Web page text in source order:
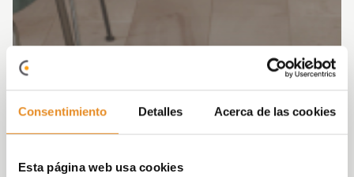
Consentimiento Detalles Acerca de las cookies
Esta página web usa cookies